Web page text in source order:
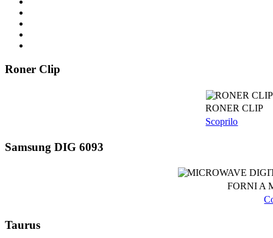
Roner Clip
RONER CLIP
Scoprilo
Samsung DIG 6093
FORNI A
Taurus